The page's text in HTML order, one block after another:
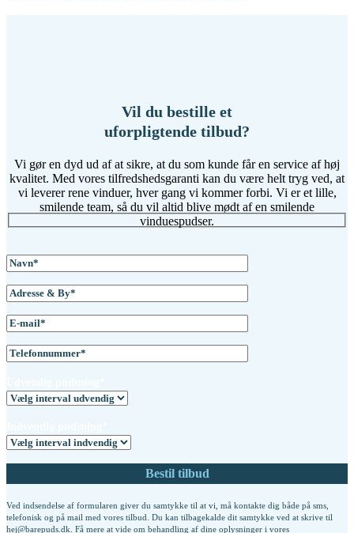
Vil du bestille et
uforpligtende tilbud?
Vi gør en dyd ud af at sikre, at du som kunde får en service af høj
kvalitet. Med vores tilfredshedsgaranti kan du være helt tryg ved, at
vi leverer rene vinduer, hver gang vi kommer forbi. Vi er et lille,
smilende team, så du vil altid blive mødt af en smilende
vinduespudser.
Ved indsendelse af formularen giver du samtykke til at vi, må kontakte dig både på sms,
telefonisk og på mail med vores tilbud. Du kan tilbagekalde dit samtykke ved at skrive til
hej@barepuds.dk. Få mere at vide om behandling af dine oplysninger i vores